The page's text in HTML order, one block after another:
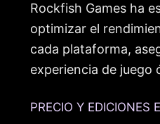
Rockfish Games ha
optimizar el
cada plataforma,
experiencia de juego
PRECIO Y EDICIONES